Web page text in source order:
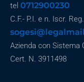
tel 0712900230
C.F.- P.I. e n. Iscr.
Azienda con Sistema
Cert. N. 3911498